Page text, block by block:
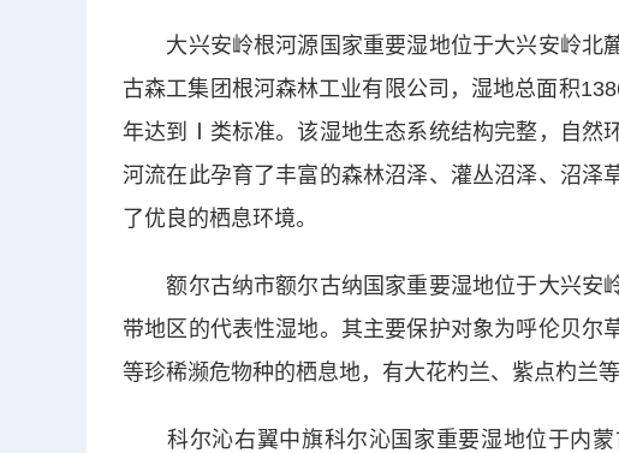
大兴安岭根河源国家重要湿地位于大兴安岭北
古森工集团根河森林工业有限公司，湿地总面积
年达到Ⅰ类标准。该湿地生态系统结构完整，自然
河流在此孕育了丰富的森林沼泽、灌丛沼泽、沼泽
了优良的栖息环境。
额尔古纳市额尔古纳国家重要湿地位于大兴安
带地区的代表性湿地。其主要保护对象为呼伦贝
等珍稀濒危物种的栖息地，有大花杓兰、紫点杓兰等
科尔沁右翼中旗科尔沁国家重要湿地位于内蒙